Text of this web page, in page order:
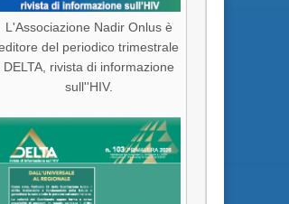
L'Associazione Nadir Onlus è
del periodico trimestrale
DELTA, rivista di informazione
sull''HIV.